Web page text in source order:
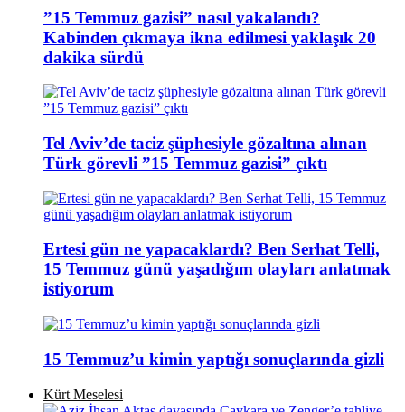
”15 Temmuz gazisi” nasıl yakalandı?
Kabinden çıkmaya ikna edilmesi yaklaşık 20
dakika sürdü
Tel Aviv’de taciz şüphesiyle gözaltına alınan
Türk görevli ”15 Temmuz gazisi” çıktı
Ertesi gün ne yapacaklardı? Ben Serhat Telli,
15 Temmuz günü yaşadığım olayları anlatmak
istiyorum
15 Temmuz’u kimin yaptığı sonuçlarında gizli
Kürt Meselesi